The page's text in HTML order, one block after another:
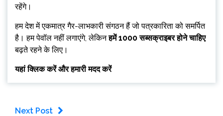
रहेंगे।
हम देश में एकमात्र गैर-लाभकारी संगठन हैं जो पत्रकारिता को समर्पित
है। हम पेवॉल नहीं लगाएंगे, लेकिनहमें 1000 सब्सक्राइबर होने चाहिए
बढ़ते रहने के लिए।
यहां क्लिक करें और हमारी मदद करें
Next Post